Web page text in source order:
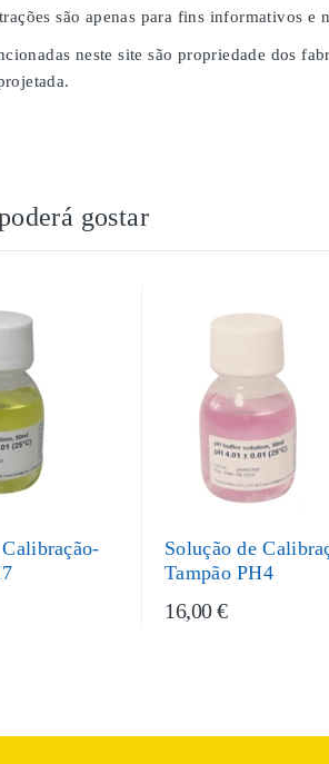
são apenas para fins informativos e
neste site são propriedade dos
gostar
Solução de
Tampão PH4
16,00 €